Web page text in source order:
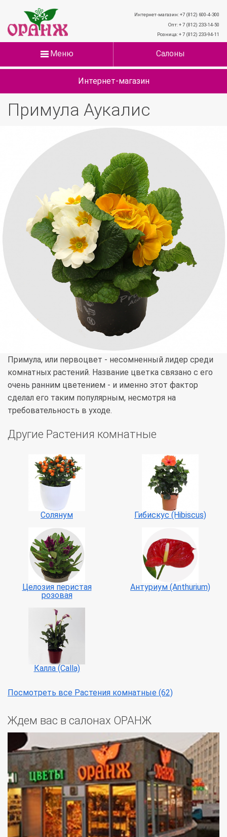
Интернет-магазин: +7 (812) 600-4-300
Опт: + 7 (812) 233-14-50
Розница: + 7 (812) 233-94-11
Меню Салоны
Интернет-магазин
Примула Аукалис
Примула, или первоцвет - несомненный лидер среди
комнатных растений. Название цветка связано с его
очень ранним цветением - и именно этот фактор
сделал его таким популярным, несмотря на
требовательность в уходе.
Другие Растения комнатные
Солянум Гибискус (Hibiscus)
Целозия перистая
розовая
Антуриум (Anthurium)
Калла (Calla)
Посмотреть все Растения комнатные (62)
Ждем вас в салонах ОРАНЖ